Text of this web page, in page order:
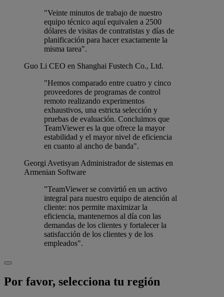
"Veinte minutos de trabajo de nuestro
equipo técnico aquí equivalen a 2500
dólares de visitas de contratistas y días de
planificación para hacer exactamente la
misma tarea".
Guo Li CEO en Shanghai Fustech Co., Ltd.
"Hemos comparado entre cuatro y cinco
proveedores de programas de control
remoto realizando experimentos
exhaustivos, una estricta selección y
pruebas de evaluación. Concluimos que
TeamViewer es la que ofrece la mayor
estabilidad y el mayor nivel de eficiencia
en cuanto al ancho de banda".
Georgi Avetisyan Administrador de sistemas en
Armenian Software
"TeamViewer se convirtió en un activo
integral para nuestro equipo de atención al
cliente: nos permite maximizar la
eficiencia, mantenernos al día con las
demandas de los clientes y fortalecer la
satisfacción de los clientes y de los
empleados".
Por favor, selecciona tu región